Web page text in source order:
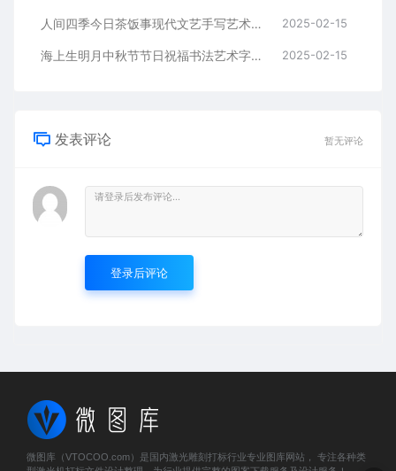
人间四季今日茶饭事现代文艺手写艺术字AI8.0格式激光打标文件通用矢量图 2025-02-15
海上生明月中秋节节日祝福书法艺术字AI8.0格式激光打标文件通用矢量图 2025-02-15
发表评论 暂无评论
登录后评论
微图库（VTOCOO.com）是国内激光雕刻打标行业专业图库网站， 专注各种类